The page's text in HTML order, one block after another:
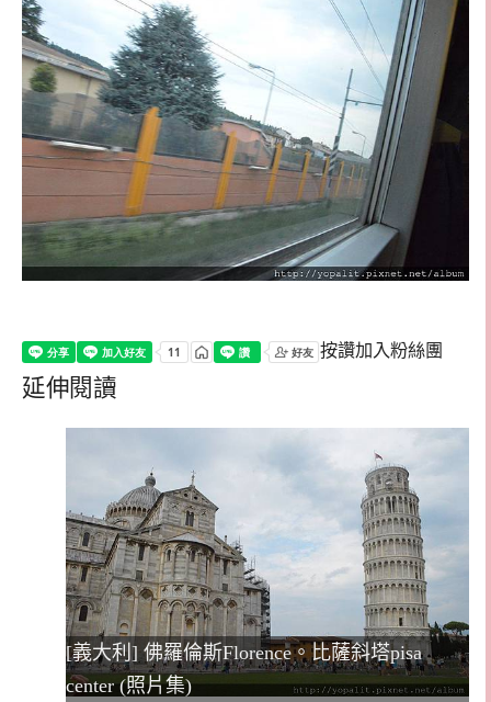
按讚加入粉絲團
延伸閱讀
[義大利] 佛羅倫斯Florence。比薩斜塔pisa
center (照片集)